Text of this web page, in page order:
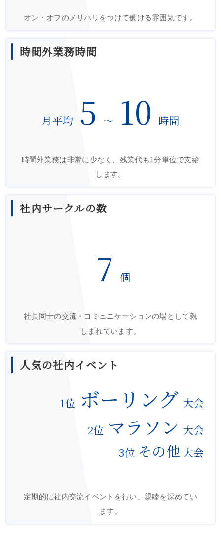
オン・オフのメリハリをつけて働ける雰囲気です。
時間外業務時間
月平均 5 〜 10 時間
時間外業務は非常に少なく、残業代も1分単位で支給
します。
社内サークルの数
7 個
社員同士の交流・コミュニケーションの場として親
しまれています。
人気の社内イベント
1位 ボーリング 大会
2位 マラソン 大会
3位 その他 大会
定期的に社内交流イベントを行い、親睦を深めてい
ます。